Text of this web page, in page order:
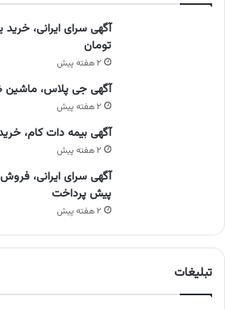
تومان
۲ هفته پیش
آگهی جی پلاس،
۲ هفته پیش
آگهی بیمه دات کام، خرید
۲ هفته پیش
آگهی سرای ایرانی،
پیش پرداخت
۲ هفته پیش
تبلیغات